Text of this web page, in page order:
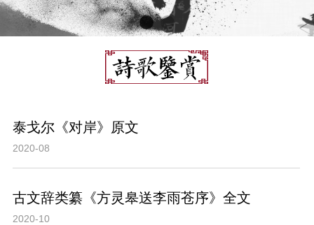
泰戈尔《对岸》原文
2020-08
古文辞类纂《方灵皋送李雨苍序》全文
2020-10